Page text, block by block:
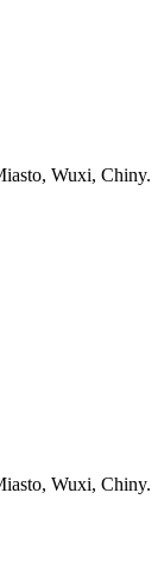
Wuxi, Chiny.
Wuxi, Chiny.